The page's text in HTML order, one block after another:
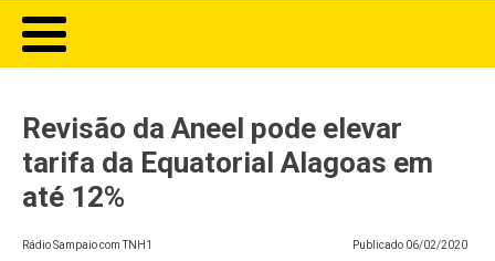
Revisão da Aneel pode elevar
tarifa da Equatorial Alagoas em
até 12%
Rádio Sampaio com TNH1 Publicado 06/02/2020